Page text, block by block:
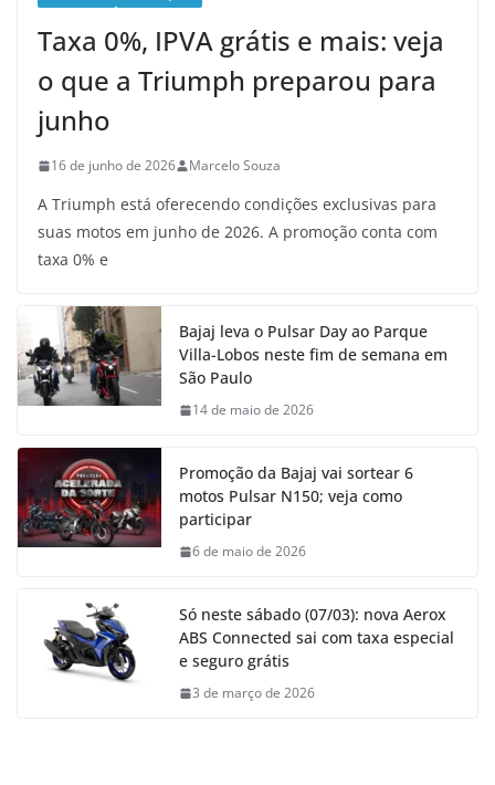
Taxa 0%, IPVA grátis e mais: veja
o que a Triumph preparou para
junho
16 de junho de 2026 Marcelo Souza
A Triumph está oferecendo condições exclusivas para
suas motos em junho de 2026. A promoção conta com
taxa 0% e
Bajaj leva o Pulsar Day ao Parque
Villa-Lobos neste fim de semana em
São Paulo
14 de maio de 2026
Promoção da Bajaj vai sortear 6
motos Pulsar N150; veja como
participar
6 de maio de 2026
Só neste sábado (07/03): nova Aerox
ABS Connected sai com taxa especial
e seguro grátis
3 de março de 2026